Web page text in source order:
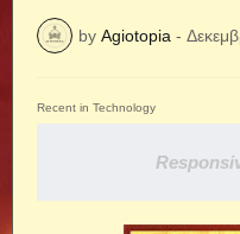
by Agiotopia -
Recent in Technology